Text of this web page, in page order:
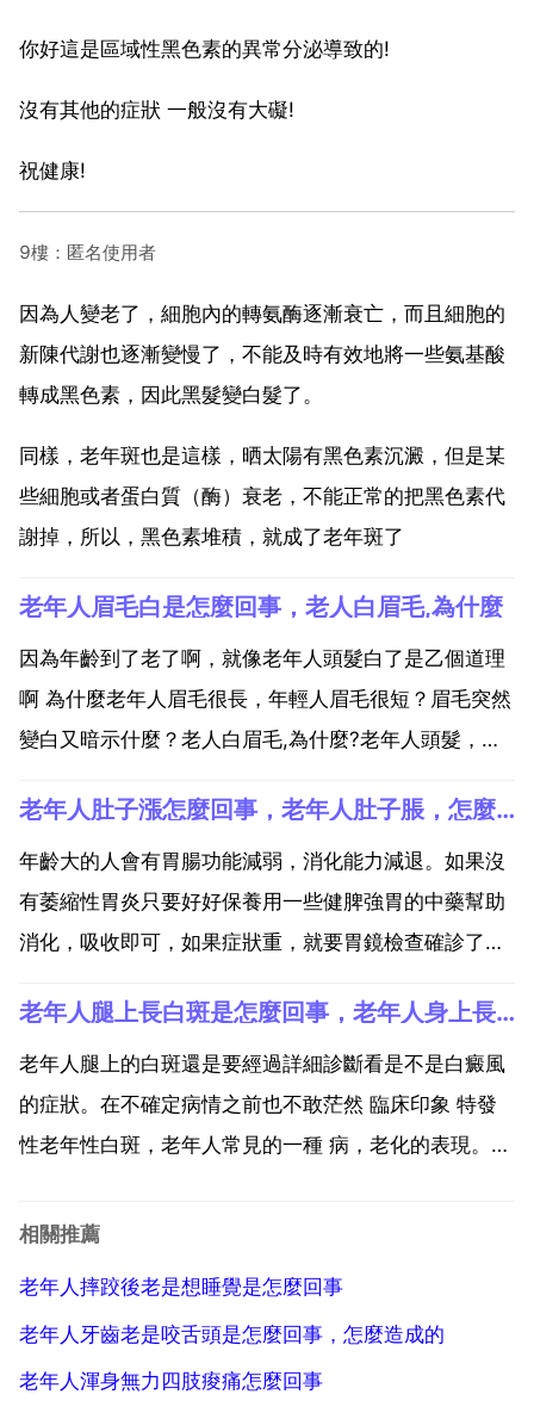
你好這是區域性黑色素的異常分泌導致的!
沒有其他的症狀 一般沒有大礙!
祝健康!
9樓：匿名使用者
因為人變老了，細胞內的轉氨酶逐漸衰亡，而且細胞的
新陳代謝也逐漸變慢了，不能及時有效地將一些氨基酸
轉成黑色素，因此黑髮變白髮了。
同樣，老年斑也是這樣，晒太陽有黑色素沉澱，但是某
些細胞或者蛋白質（酶）衰老，不能正常的把黑色素代
謝掉，所以，黑色素堆積，就成了老年斑了
老年人眉毛白是怎麼回事，老人白眉毛,為什麼
因為年齡到了老了啊，就像老年人頭髮白了是乙個道理
啊 為什麼老年人眉毛很長，年輕人眉毛很短？眉毛突然
變白又暗示什麼？老人白眉毛,為什麼?老年人頭髮，眉
議您不用擔心，這是由於老年人身體中的酪氨酸酶活性
降低，影響了黑色素的合成代謝，導致黑色素不易形
成，導致頭...
老年人肚子漲怎麼回事，老年人肚子脹，怎麼回事啊？
年齡大的人會有胃腸功能減弱，消化能力減退。如果沒
有萎縮性胃炎只要好好保養用一些健脾強胃的中藥幫助
消化，吸收即可，如果症狀重，就要胃鏡檢查確診了，
大，而且生活起居飲食沒有一點規律引起的。每次沒胃
口吃飯或者胃脹想吐的時候就吃點藥，比如口服嗎丁啉
西沙必利這一...
老年人腿上長白斑是怎麼回事，老年人身上長白斑是怎麼回事
老年人腿上的白斑還是要經過詳細診斷看是不是白癜風
的症狀。在不確定病情之前也不敢茫然 臨床印象 特發
性老年性白斑，老年人常見的一種 病，老化的表現。建
大了 有白斑也很正常 你真孝順 老年性白斑。是一種老
相關推薦
老年人摔跤後老是想睡覺是怎麼回事
老年人牙齒老是咬舌頭是怎麼回事，怎麼造成的
老年人渾身無力四肢痠痛怎麼回事